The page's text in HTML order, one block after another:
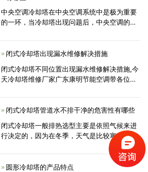
中央空调冷却塔在中央空调系统中是极为重要
的一环，当冷却塔出现问题后，中央空调的正
大家介绍传统的中央空调冷却塔常见维修和保
养常识，其他的冷却塔的相关知识，请咨询康
闭式冷却塔出现漏水维修解决措施
闭式冷却塔不同位置出现漏水维修解决措施,今
天冷却塔维修厂家广东康明节能空调带各位了
塔漏水可能有很多原因，可能是冷却塔使用的
时间过长、老化后发生的故障
闭式冷却塔管道水不排干净的危害性有哪些
闭式冷却塔一般排热选型主要是依照气候来进
行决定的，因为在冬季，天气是比较寒冷的，
排热或许过大了，在进行运转的过程中，哪怕
是环境温度高于零度，闭式冷却塔也会把管子
内的水降到零度，甚至会导致结冰...
圆形冷却塔的产品特点